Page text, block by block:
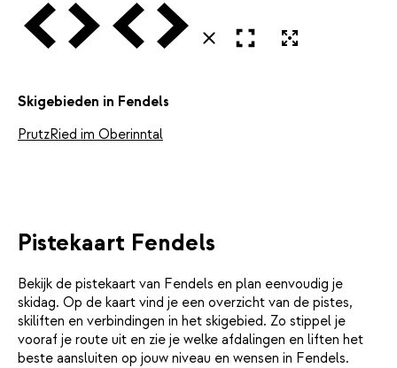
Vorige VolgendeVorige Volgende
SluitenOpen in volledig scherm
Skigebieden in Fendels
PrutzRied im Oberinntal
Pistekaart Fendels
Bekijk de pistekaart van Fendels en plan eenvoudig je
skidag. Op de kaart vind je een overzicht van de pistes,
skiliften en verbindingen in het skigebied. Zo stippel je
vooraf je route uit en zie je welke afdalingen en liften het
beste aansluiten op jouw niveau en wensen in Fendels.